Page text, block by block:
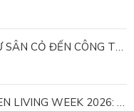
PNP x FJEC x SECONS: GẮN KẾT TỪ SÂN CỎ ĐẾN CÔNG TRÌNH
PHƯƠNG NAM CNC x SMART GREEN LIVING WEEK 2026: KIẾN TẠO ĐÔ THỊ XANH TỪ NHỮNG GIẢI PHÁP FACADE